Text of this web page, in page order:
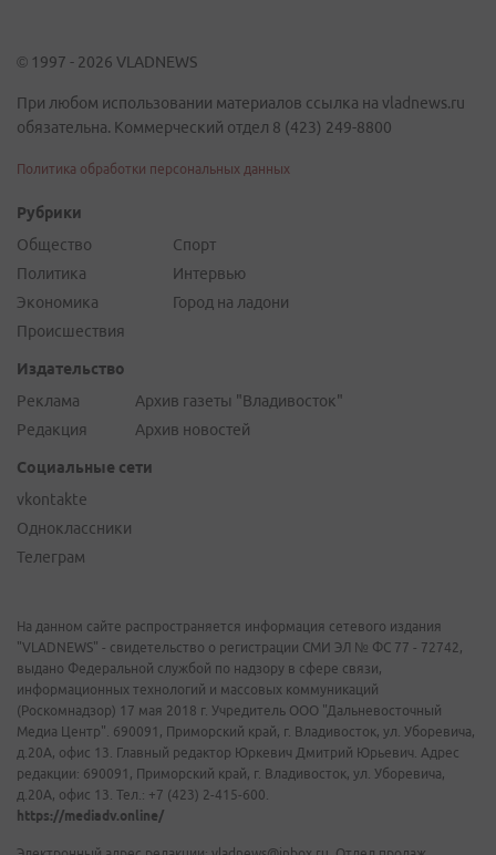
© 1997 - 2026 VLADNEWS
При любом использовании материалов ссылка на vladnews.ru
обязательна. Коммерческий отдел 8 (423) 249-8800
Политика обработки персональных данных
Рубрики
Общество
Политика
Экономика
Происшествия
Спорт
Интервью
Город на ладони
Издательство
Реклама
Редакция
Архив газеты "Владивосток"
Архив новостей
Социальные сети
vkontakte
Одноклассники
Телеграм
На данном сайте распространяется информация сетевого издания
"VLADNEWS" - свидетельство о регистрации СМИ ЭЛ № ФС 77 - 72742,
выдано Федеральной службой по надзору в сфере связи,
информационных технологий и массовых коммуникаций
(Роскомнадзор) 17 мая 2018 г. Учредитель ООО "Дальневосточный
Медиа Центр". 690091, Приморский край, г. Владивосток, ул. Уборевича,
д.20А, офис 13. Главный редактор Юркевич Дмитрий Юрьевич. Адрес
редакции: 690091, Приморский край, г. Владивосток, ул. Уборевича,
д.20А, офис 13. Тел.: +7 (423) 2-415-600.
https://mediadv.online/